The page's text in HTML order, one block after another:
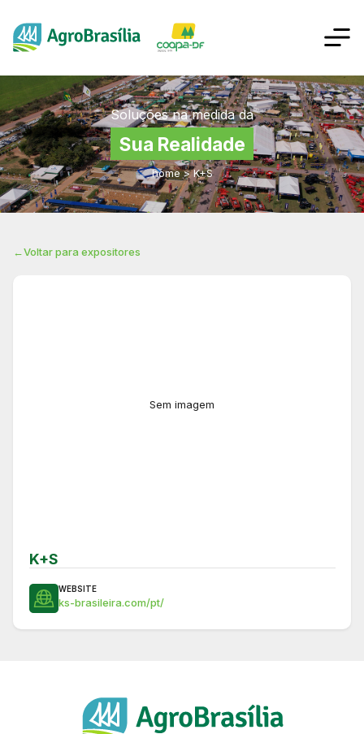
Soluções na medida da
Sua Realidade
home > K+S
←Voltar para expositores
Sem imagem
K+S
WEBSITE
ks-brasileira.com/pt/